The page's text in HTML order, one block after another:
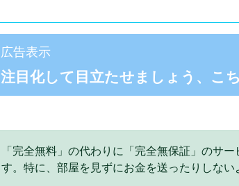
広告表示
注目化して目立たせましょう、こ
「完全無料」の代わりに「完全無保証」のサ
す。特に、部屋を見ずにお金を送ったりしない